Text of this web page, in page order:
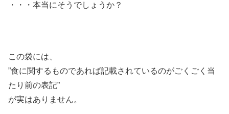
・・・本当にそうでしょうか？
この袋には、
”食に関するものであれば記載されているのがごくごく当
たり前の表記”
が実はありません。